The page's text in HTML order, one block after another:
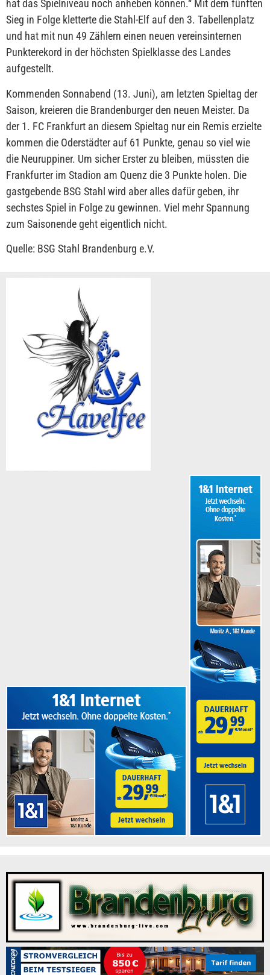
hat das Spielniveau noch anheben können.“ Mit dem fünften
Sieg in Folge kletterte die Stahl-Elf auf den 3. Tabellenplatz
und hat mit nun 49 Zählern einen neuen vereinsinternen
Punkterekord in der höchsten Spielklasse des Landes
aufgestellt.
Kommenden Sonnabend (13. Juni), am letzten Spieltag der
Saison, kreieren die Brandenburger den neuen Meister. Da
der 1. FC Frankfurt an diesem Spieltag nur ein Remis erzielte
kommen die Oderstädter auf 61 Punkte, genau so viel wie
die Neuruppiner. Um sicher Erster zu bleiben, müssten die
Frankfurter im Stadion am Quenz die 3 Punkte holen. Die
gastgebende BSG Stahl wird aber alles dafür geben, ihr
sechstes Spiel in Folge zu gewinnen. Viel mehr Spannung
zum Saisonende geht eigentlich nicht.
Quelle: BSG Stahl Brandenburg e.V.